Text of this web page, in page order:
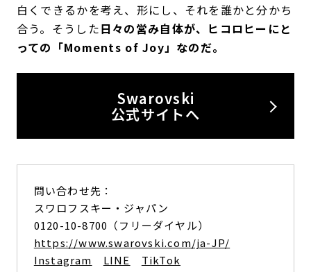
白くできるかを考え、形にし、それを誰かと分かち
合う。そうした日々の営み自体が、ヒコロヒーにと
っての「Moments of Joy」なのだ。
Swarovski
公式サイトへ
問い合わせ先：
スワロフスキー・ジャパン
0120-10-8700（フリーダイヤル）
https://www.swarovski.com/ja-JP/
Instagram
LINE TikTok